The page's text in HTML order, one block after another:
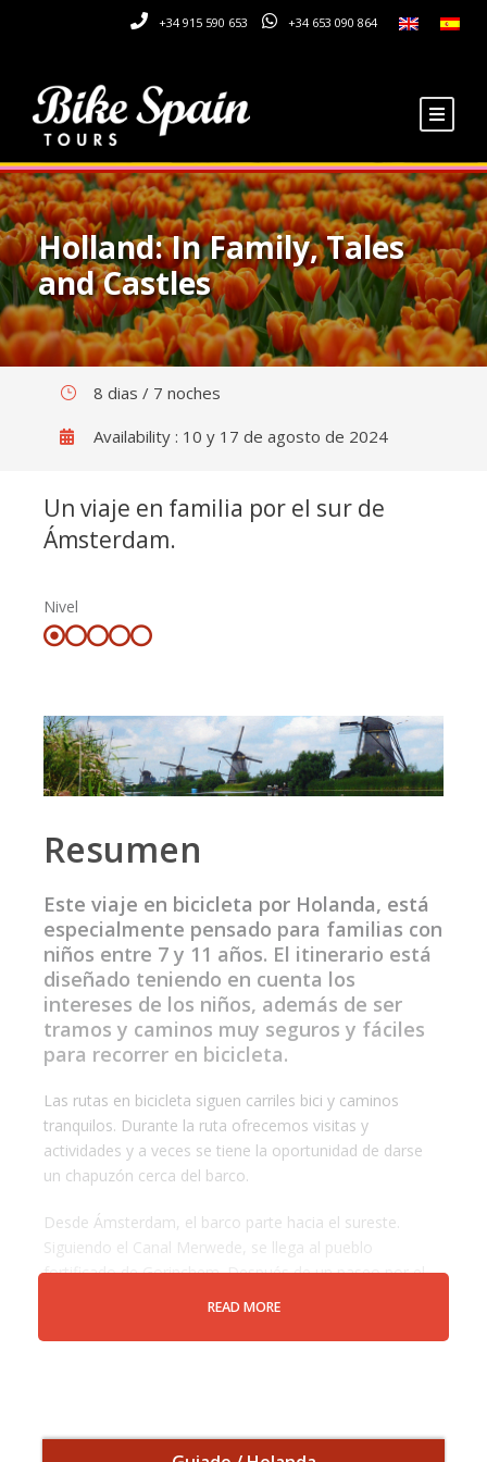
+34 915 590 653 +34 653 090 864
Holland: In Family, Tales
and Castles
8 dias / 7 noches
Availability : 10 y 17 de agosto de 2024
Un viaje en familia por el sur de
Ámsterdam.
Nivel
Resumen
Este viaje en bicicleta por Holanda, está
especialmente pensado para familias con
niños entre 7 y 11 años. El itinerario está
diseñado teniendo en cuenta los
intereses de los niños, además de ser
tramos y caminos muy seguros y fáciles
para recorrer en bicicleta.
Las rutas en bicicleta siguen carriles bici y caminos
tranquilos. Durante la ruta ofrecemos visitas y
actividades y a veces se tiene la oportunidad de darse
un chapuzón cerca del barco.
Desde Ámsterdam, el barco parte hacia el sureste.
Siguiendo el Canal Merwede, se llega al pueblo
fortificado de Gorinchem. Después de un paseo por el
tantos molinos tradicionales como en Kinderdijk: 19 en
montamos en bicicleta hasta una granja cercana para
READ MORE